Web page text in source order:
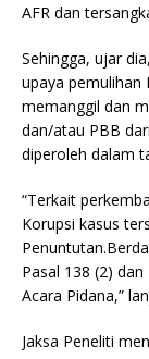
AFR dan
Sehingga, ujar
upaya pemulihan
memanggil dan
dan/atau PBB
diperoleh dalam
“Terkait
Korupsi kasus
Pasal 138 (2)
Acara Pidana,”
Jaksa Peneliti